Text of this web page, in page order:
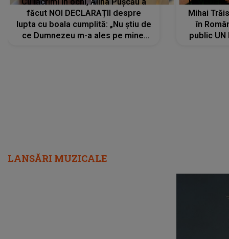
făcut NOI DECLARAȚII despre
lupta cu boala cumplită: „Nu știu de
ce Dumnezeu m-a ales pe mine.
Mihai
în
public UN
LANSĂRI MUZICALE